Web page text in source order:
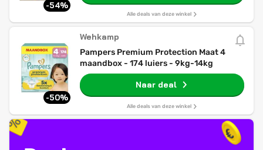
-54%
Alle deals van deze winkel
-50%
Wehkamp
Pampers Premium Protection Maat 4
maandbox - 174 luiers - 9kg-14kg
Naar deal
Alle deals van deze winkel